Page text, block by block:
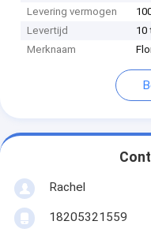
Levering vermogen
Levertijd
10
Merknaam
Rachel
18205321559